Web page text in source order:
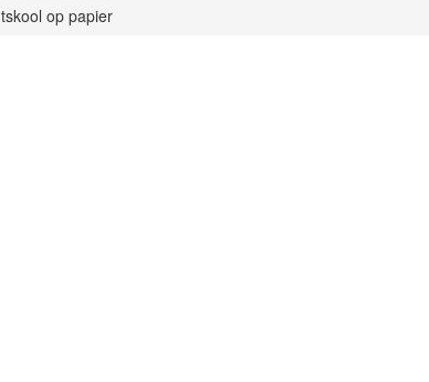
op papier